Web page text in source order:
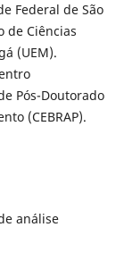
Federal de São
de Ciências
(UEM).
Pós-Doutorado
(CEBRAP).
análise